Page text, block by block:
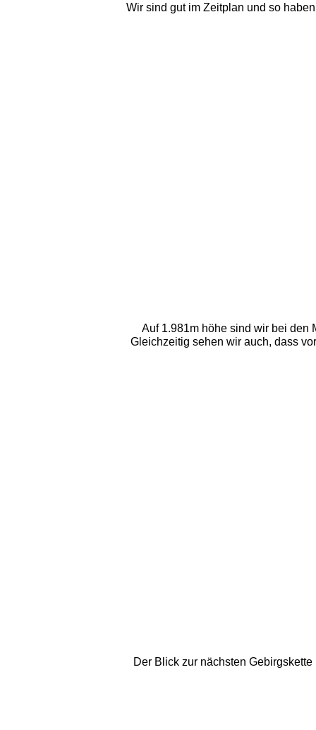
Wir sind gut im Zeitplan und so
Auf 1.981m höhe sind wir bei den
Gleichzeitig sehen wir auch, dass
Der Blick zur nächsten